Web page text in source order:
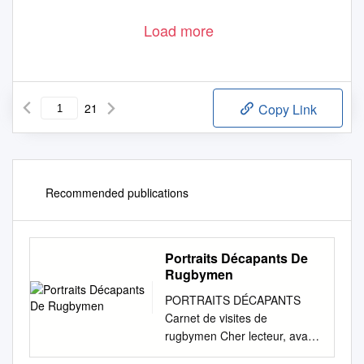
Load more
21 Copy Link
Recommended publications
Portraits Décapants De
Rugbymen
PORTRAITS DÉCAPANTS
Carnet de visites de
rugbymen Cher lecteur, avant
d’ouvrir ce carnet d’adresse, il